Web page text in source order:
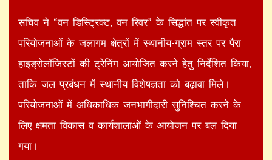
सचिव ने “वन डिस्ट्रिक्ट, वन रिवर” के सिद्धांत पर स्वीकृत
परियोजनाओं के जलागम क्षेत्रों में स्थानीय-ग्राम स्तर पर पैरा
हाइड्रोलॉजिस्टों की ट्रेनिंग आयोजित करने हेतु निर्देशित किया,
ताकि जल प्रबंधन में स्थानीय विशेषज्ञता को बढ़ावा मिले।
परियोजनाओं में अधिकाधिक जनभागीदारी सुनिश्चित करने के
लिए क्षमता विकास व कार्यशालाओं के आयोजन पर बल दिया
गया।